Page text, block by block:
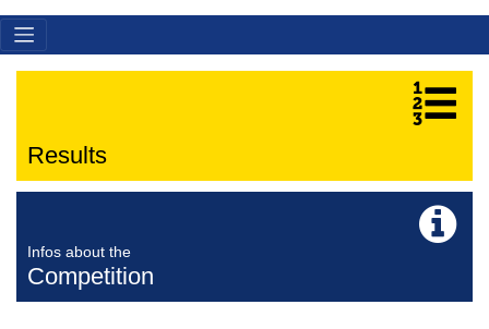
Results
Infos about the
Competition